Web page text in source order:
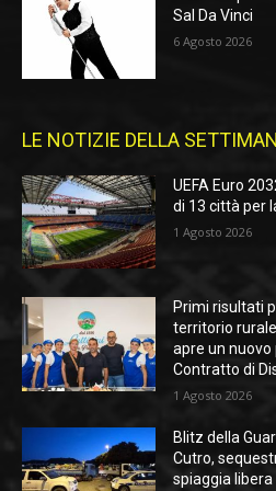
Sal Da Vinci
6 Agosto 2026
LE NOTIZIE DELLA
UEFA Euro
di 13 città per
1 Agosto 2026
Primi risultati
territorio
apre un
Contratto di
1 Agosto 2026
Blitz della
Cutro,
spiaggia libera